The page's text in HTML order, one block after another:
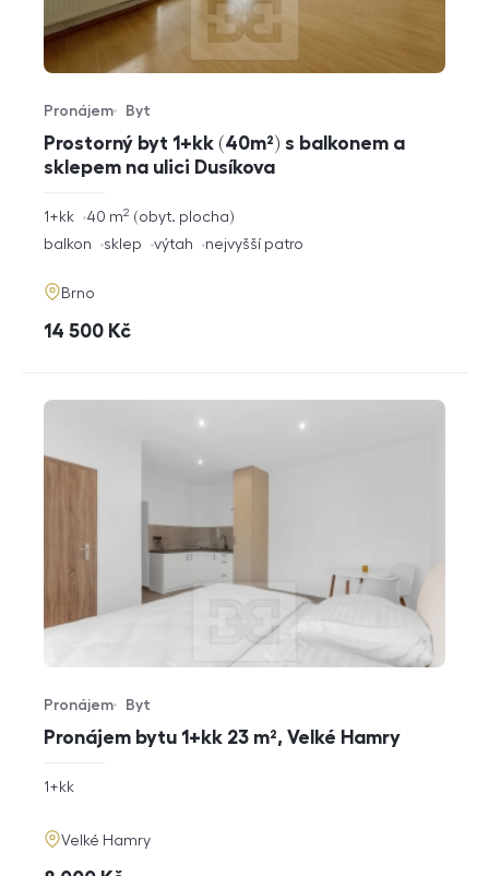
Prostorný byt 1+kk (40m²) s balkonem a
sklepem na ulici Dusíkova
Typ nabídky
Pronájem
Typ nemovitosti
Byt
rozměry
1+kk obyt. plocha
40 m2
funkce
balkon sklep výtah nejvyšší patro
adresa
Brno
cena
14 500 Kč
Pronájem bytu 1+kk 23 m², Velké Hamry
Typ nabídky
Pronájem
Typ nemovitosti
Byt
rozměry
1+kk
adresa
Velké Hamry